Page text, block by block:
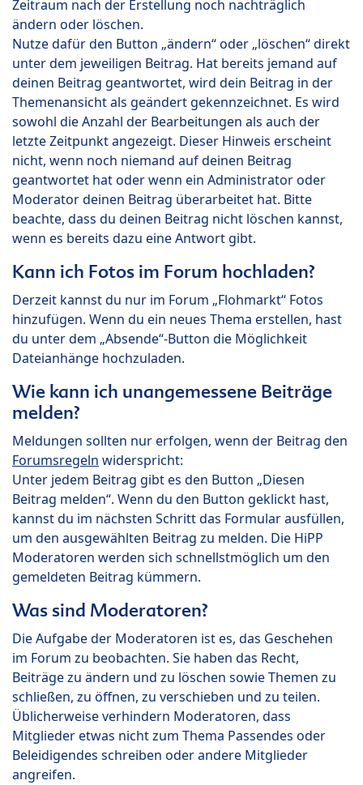
Zeitraum nach der Erstellung noch nachträglich
ändern oder löschen.
Nutze dafür den Button „ändern“ oder „löschen“ direkt
unter dem jeweiligen Beitrag. Hat bereits jemand auf
deinen Beitrag geantwortet, wird dein Beitrag in der
Themenansicht als geändert gekennzeichnet. Es wird
sowohl die Anzahl der Bearbeitungen als auch der
letzte Zeitpunkt angezeigt. Dieser Hinweis erscheint
nicht, wenn noch niemand auf deinen Beitrag
geantwortet hat oder wenn ein Administrator oder
Moderator deinen Beitrag überarbeitet hat. Bitte
beachte, dass du deinen Beitrag nicht löschen kannst,
wenn es bereits dazu eine Antwort gibt.
Kann ich Fotos im Forum hochladen?
Derzeit kannst du nur im Forum „Flohmarkt“ Fotos
hinzufügen. Wenn du ein neues Thema erstellen, hast
du unter dem „Absende“-Button die Möglichkeit
Dateianhänge hochzuladen.
Wie kann ich unangemessene Beiträge
melden?
Meldungen sollten nur erfolgen, wenn der Beitrag den
Forumsregeln widerspricht:
Unter jedem Beitrag gibt es den Button „Diesen
Beitrag melden“. Wenn du den Button geklickt hast,
kannst du im nächsten Schritt das Formular ausfüllen,
um den ausgewählten Beitrag zu melden. Die HiPP
Moderatoren werden sich schnellstmöglich um den
gemeldeten Beitrag kümmern.
Was sind Moderatoren?
Die Aufgabe der Moderatoren ist es, das Geschehen
im Forum zu beobachten. Sie haben das Recht,
Beiträge zu ändern und zu löschen sowie Themen zu
schließen, zu öffnen, zu verschieben und zu teilen.
Üblicherweise verhindern Moderatoren, dass
Mitglieder etwas nicht zum Thema Passendes oder
Beleidigendes schreiben oder andere Mitglieder
angreifen.